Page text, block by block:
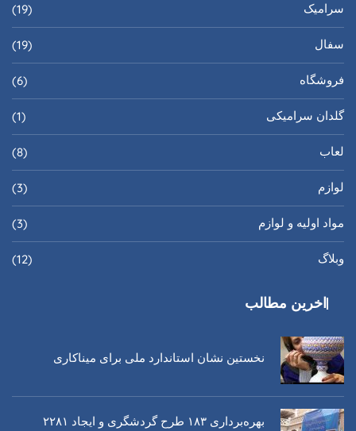
سرامیک (19)
سفال (19)
فروشگاه (6)
گلدان سرامیکی (1)
لعاب (8)
لوازم (3)
مواد اولیه و لوازم (3)
وبلاگ (12)
اخرین مطالب
نخستین نشان استاندارد ملی برای میناکاری
بهره‌برداری ١٨٣ طرح گردشگری و ایجاد ٢٢٨١